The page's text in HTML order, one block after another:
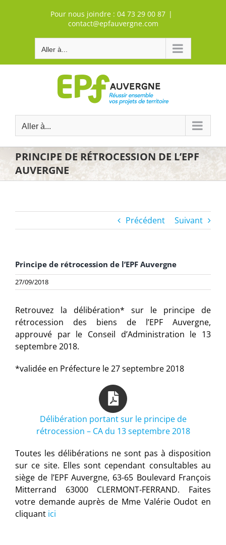
Pour nous joindre : 04 73 29 00 87 |
contact@epfauvergne.com
Aller à...
Aller à...
PRINCIPE DE RÉTROCESSION DE L’EPF
AUVERGNE
Précédent Suivant
Principe de rétrocession de l’EPF Auvergne
27/09/2018
Retrouvez la délibération* sur le principe de
rétrocession des biens de l’EPF Auvergne,
approuvé par le Conseil d’Administration le 13
septembre 2018.
*validée en Préfecture le 27 septembre 2018
Délibération portant sur le principe de
rétrocession – CA du 13 septembre 2018
Toutes les délibérations ne sont pas à disposition
sur ce site. Elles sont cependant consultables au
siège de l’EPF Auvergne, 63-65 Boulevard François
Mitterrand 63000 CLERMONT-FERRAND. Faites
votre demande auprès de Mme Valérie Oudot en
cliquant ici